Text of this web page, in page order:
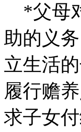
*父母
助的义
立生活
履行赡
求子女